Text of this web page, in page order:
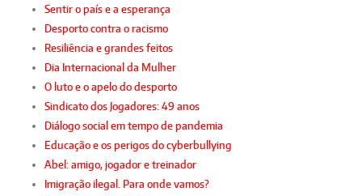
Sentir o país e a esperança
Desporto contra o racismo
Resiliência e grandes feitos
Dia Internacional da Mulher
O luto e o apelo do desporto
Sindicato dos Jogadores: 49 anos
Diálogo social em tempo de pandemia
Educação e os perigos do cyberbullying
Abel: amigo, jogador e treinador
Imigração ilegal. Para onde vamos?